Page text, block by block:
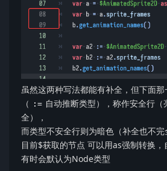
虽然这两种写法都能有补全，但下面
（
:= 自动推断类型），称作安全行
全），
而类型不安全行则为暗色（补全也不完
目前$获取的节点 可以用as强制转换
有时会默认为Node类型